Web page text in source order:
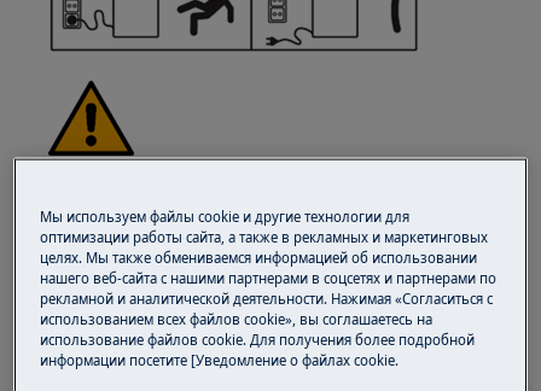
Всегда будьте осторожны при перемещении
бытовой техники. Для тяжелой техники
Мы используем файлы cookie и другие технологии для
оптимизации работы сайта, а также в рекламных и маркетинговых
целях. Мы также обмениваемся информацией об использовании
нашего веб-сайта с нашими партнерами в соцсетях и партнерами по
рекламной и аналитической деятельности. Нажимая «Согласиться с
использованием всех файлов cookie», вы соглашаетесь на
использование файлов cookie. Для получения более подробной
информации посетите [Уведомление о файлах cookie.